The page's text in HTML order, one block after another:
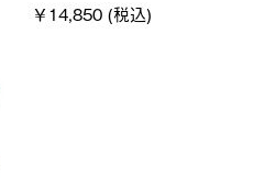
￥14,850 (税込)